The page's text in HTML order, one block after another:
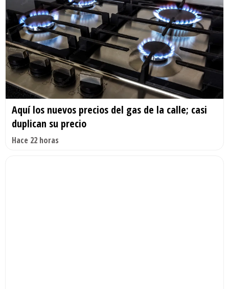
Aquí los nuevos precios del gas de la calle; casi
duplican su precio
Hace 22 horas